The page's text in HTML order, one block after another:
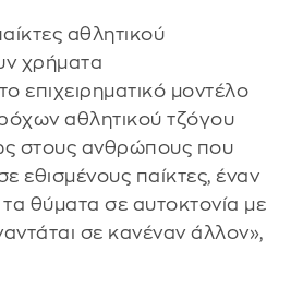
αθλητικού
χρήματα
επιχειρηματικό μοντέλο
αθλητικού τζόγου
στους ανθρώπους που
εθισμένους παίκτες, έναν
θύματα σε αυτοκτονία με
σε κανέναν άλλον»,